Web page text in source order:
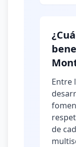
Entre
de